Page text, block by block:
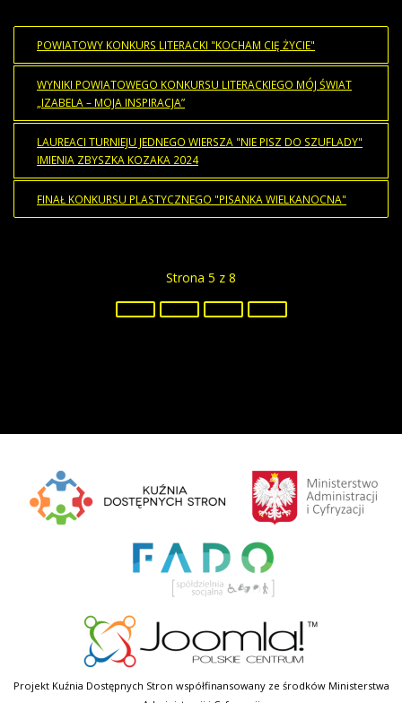
POWIATOWY KONKURS LITERACKI "KOCHAM CIĘ ŻYCIE"
WYNIKI POWIATOWEGO KONKURSU LITERACKIEGO MÓJ ŚWIAT
„IZABELA – MOJA INSPIRACJA”
LAUREACI TURNIEJU JEDNEGO WIERSZA "NIE PISZ DO SZUFLADY"
IMIENIA ZBYSZKA KOZAKA 2024
FINAŁ KONKURSU PLASTYCZNEGO "PISANKA WIELKANOCNA"
Strona 5 z 8
Projekt Kuźnia Dostępnych Stron współfinansowany ze środków Ministerstwa